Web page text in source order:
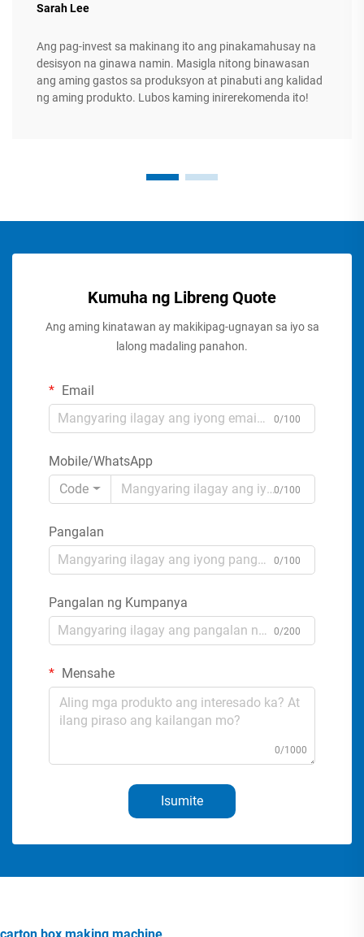
Sarah Lee
Ang pag-invest sa makinang ito ang pinakamahusay na
desisyon na ginawa namin. Masigla nitong binawasan
ang aming gastos sa produksyon at pinabuti ang kalidad
ng aming produkto. Lubos kaming inirerekomenda ito!
Kumuha ng Libreng Quote
Ang aming kinatawan ay makikipag-ugnayan sa iyo sa
lalong madaling panahon.
Email
0/100
Mobile/WhatsApp
Code
0/100
Pangalan
0/100
Pangalan ng Kumpanya
0/200
Mensahe
0/1000
Isumite
carton box making machine